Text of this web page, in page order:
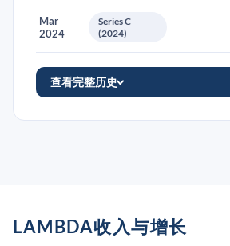
Mar
2024
Series C
(2024)
查看完整历史
LAMBDA收入与增长